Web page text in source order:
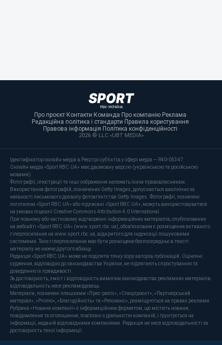
Про проєкт·Контакти·Команда·Про компанію·Реклама·
Редакційна політика і стандарти·Правила користування·
Правова інформація·Політика конфіденційності·
2026 © LLC «UBT MEDIA»
Ідентифікатор онлайн-медіа в Реєстрі суб’єктів у сфері медіа — R40-05347
Онлайн-медіа «Sport RBC.UA» має двомовну версію (українською та російською
мовами).
Фотографії, ілюстрації та інші зображення належать їхнім правовласникам.
Використання фотографій, позначених Getty Images, допускається виключно за
наявності письмового дозволу фотоагентства Getty Images. Фотографії, позначені
логотипом «Sport RBC.UA» або підписані «Sport RBC.UA», можуть використовуватися
на умовах ліцензії Creative Commons Attribution 4.0 International.
При повному або частковому відтворенні інформаційних матеріалів, опублікованих
на вебсайті «Sport RBC.UA» (www.sport.rbc.ua), обов'язковим є розміщення активного
гіперпосилання на www.sport.rbc.ua, відкритого для індексації пошуковими
системами. Таке гіперпосилання має бути розміщене безпосередньо в тексті
матеріалу не нижче другого абзацу.
Редакція «Sport RBC.UA» може не поділяти точку зору авторів публікацій. Оціночні
судження, відповідно до законодавства України, не підлягають спростуванню та
доведенню їх правдивості.
За достовірність, зміст і відповідність вимогам законодавства рекламних матеріалів
відповідальність несе рекламодавець.
Матеріали, позначені плашками «Прес-реліз», «Спецпроєкт», «Партнерський
матеріал», «Promo», «Благодійність» та «Резонанс», розміщуються на правах реклами.
Рубрика «Новини компанії» є інформаційним форматом, що містить новини,
повідомлення та оголошення, пов'язані з діяльністю компаній, і ґрунтується на
інформації, наданій відповідними компаніями. Редакція не несе відповідальності за
достовірність такої інформації.